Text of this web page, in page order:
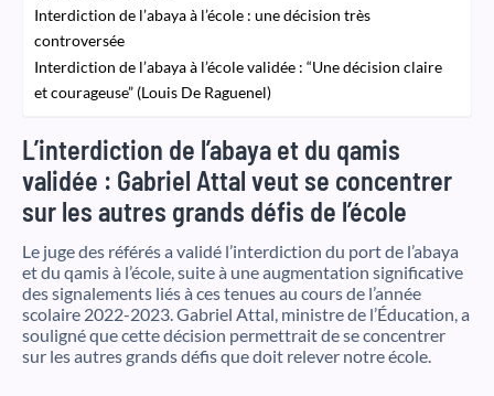
Interdiction de l’abaya à l’école : une décision très
controversée
Interdiction de l’abaya à l’école validée : “Une décision claire
et courageuse” (Louis De Raguenel)
L’interdiction de l’abaya et du qamis
validée : Gabriel Attal veut se concentrer
sur les autres grands défis de l’école
Le juge des référés a validé l’interdiction du port de l’abaya
et du qamis à l’école, suite à une augmentation significative
des signalements liés à ces tenues au cours de l’année
scolaire 2022-2023. Gabriel Attal, ministre de l’Éducation, a
souligné que cette décision permettrait de se concentrer
sur les autres grands défis que doit relever notre école.